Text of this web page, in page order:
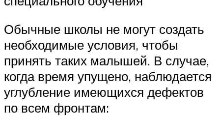
Обычные школы не могут создать
необходимые условия, чтобы
принять таких малышей. В случае,
когда время упущено, наблюдается
углубление имеющихся дефектов
по всем фронтам: